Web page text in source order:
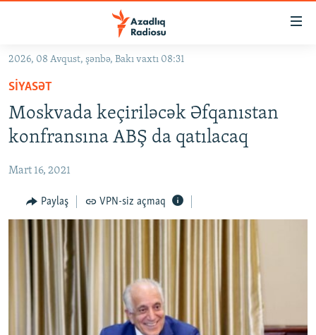
Əsas
qayıt
Əsas
naviqasiyaya
qayıt
GÜNDƏM
#İZAHLA
KORRUPSIOMETR
FƏRQƏ BAX
QANUNI DOĞRU
ARAŞDIRMA
MULTIMEDIA
FOTOQALEREYA
RADIO ARXIV
OXU ZALI
AZƏRBAYCAN ƏDƏBIYYATI KITABXANASI
HAQQIMIZDA
2026, 08 Avqust, şənbə, Bakı vaxtı 08:31
SIYASƏT
Moskvada keçiriləcək Əfqanıstan
konfransına ABŞ da qatılacaq
Mart 16, 2021
Paylaş VPN-siz açmaq